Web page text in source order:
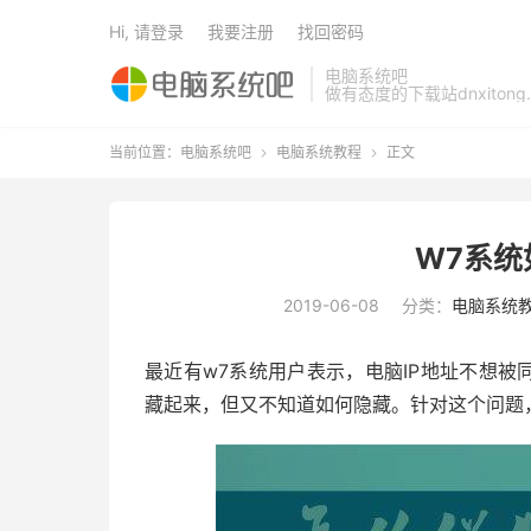
电脑系统吧
做有态度的下载站
Hi, 请登录 我要注册 找回密码
当前位置： 电脑系统吧  电脑系统教程  正文
W7系统
2019-06-08 分类： 电脑系统
最近有w7系统用户表示，电脑IP地址不想被
藏起来，但又不知道如何隐藏。针对这个问